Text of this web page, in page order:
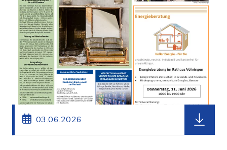
03.06.2026